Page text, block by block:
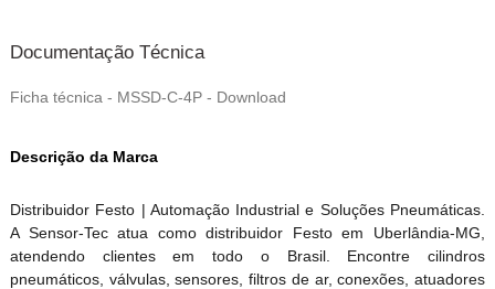
Documentação Técnica
Ficha técnica - MSSD-C-4P - Download
Descrição da Marca
Distribuidor Festo | Automação Industrial e Soluções Pneumáticas.
A Sensor-Tec atua como distribuidor Festo em Uberlândia-MG,
atendendo clientes em todo o Brasil. Encontre cilindros
pneumáticos, válvulas, sensores, filtros de ar, conexões, atuadores